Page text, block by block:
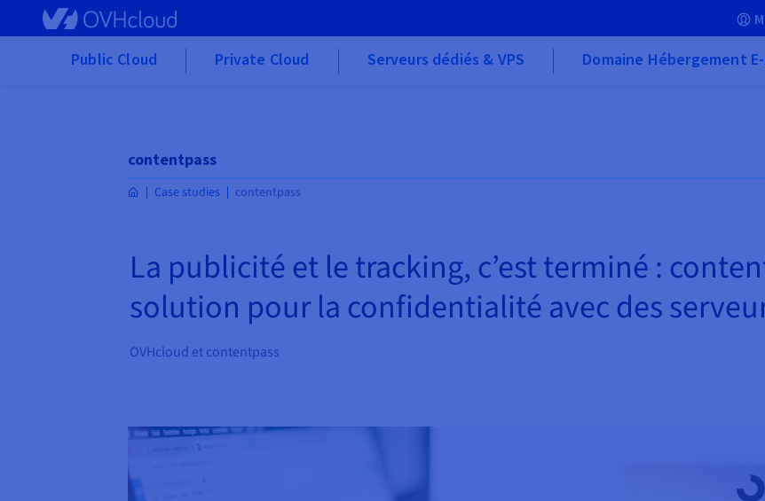
Skip to main content
Public Cloud Private Cloud Serveurs dédiés & VPS Domaine Hébergement
contentpass
Case studies contentpass
La publicité et le tracking, c’est terminé :
solution pour la confidentialité avec des
OVHcloud et contentpass